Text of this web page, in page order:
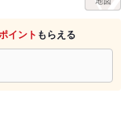
イント もらえる